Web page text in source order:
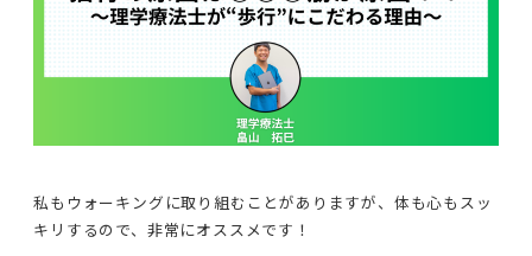
私もウォーキングに取り組むことがありますが、体も心もスッ
キリするので、非常にオススメです！